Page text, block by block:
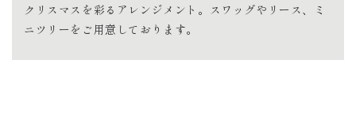
クリスマスを彩るアレンジメント。スワッグやリース、ミ
ニツリーをご用意しております。